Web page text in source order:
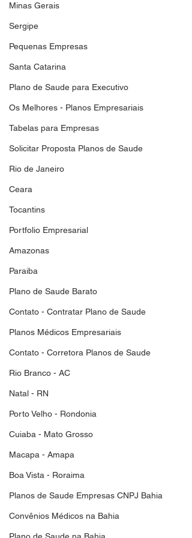
Minas Gerais
Sergipe
Pequenas Empresas
Santa Catarina
Plano de Saude para Executivo
Os Melhores - Planos Empresariais
Tabelas para Empresas
Solicitar Proposta Planos de Saude
Rio de Janeiro
Ceara
Tocantins
Portfolio Empresarial
Amazonas
Paraiba
Plano de Saude Barato
Contato - Contratar Plano de Saude
Planos Médicos Empresariais
Contato - Corretora Planos de Saude
Rio Branco - AC
Natal - RN
Porto Velho - Rondonia
Cuiaba - Mato Grosso
Macapa - Amapa
Boa Vista - Roraima
Planos de Saude Empresas CNPJ Bahia
Convênios Médicos na Bahia